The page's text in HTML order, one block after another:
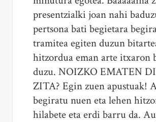
presentzialki joan nahi
pertsona bati begietara
tramitea egiten duzun
hitzordua eman arte itxaron
duzu. NOIZKO EMATEN
ZITA? Egin zuen apustuak!
begiratu nuen eta lehen
hilabete eta erdi barru da.